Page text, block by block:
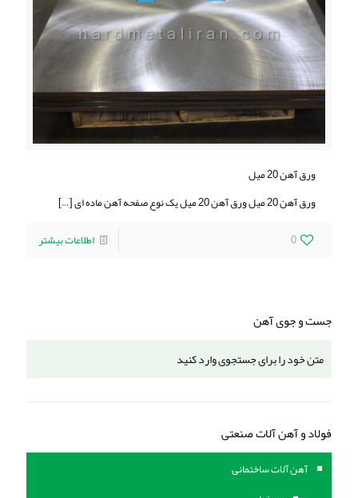
ورق آهن 20 میل
ورق آهن 20 میل ورق آهن 20 میل یک نوع صفحه آهن ماده ای
[…]
0
اطلاعات بیشتر
جست و جوی آهن
فولاد و آهن آلات صنعتی
آهن آلات ساختمانی